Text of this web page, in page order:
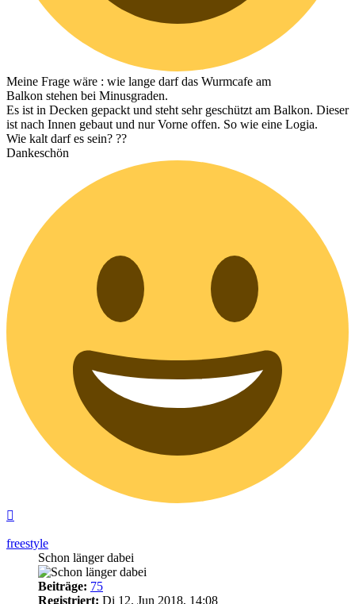
Meine Frage wäre : wie lange darf das Wurmcafe am
Balkon stehen bei Minusgraden.
Es ist in Decken gepackt und steht sehr geschützt am Balkon. Dieser
ist nach Innen gebaut und nur Vorne offen. So wie eine Logia.
Wie kalt darf es sein? ??
Dankeschön
freestyle
Schon länger dabei
Beiträge: 75
Registriert: Di 12. Jun 2018, 14:08